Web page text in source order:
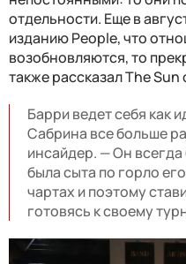
отдельности. Еще в
изданию People, что
возобновляются, то
также рассказал The Sun
Барри ведет себя как
Сабрина все больше
инсайдер. — Он
была сыта по горло
чартах и поэтому
готовясь к своему